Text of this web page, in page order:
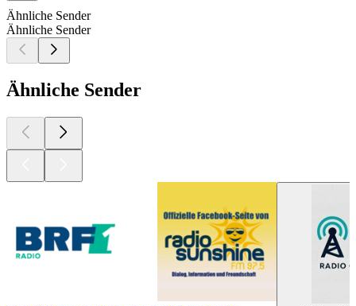
Ähnliche Sender
Ähnliche Sender
Ähnliche Sender